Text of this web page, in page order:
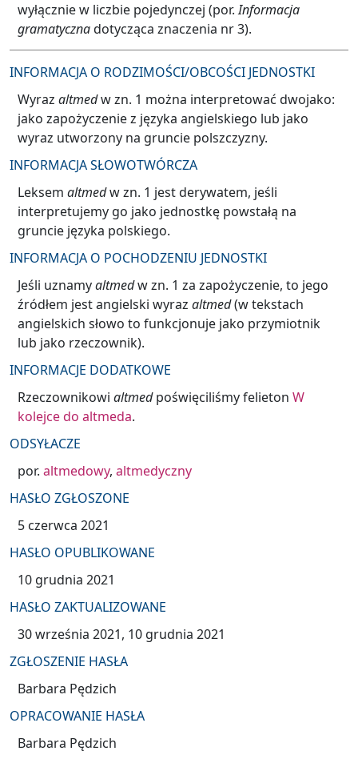
wyłącznie w liczbie pojedynczej (por.Informacja
gramatycznadotycząca znaczenia nr 3).
INFORMACJA O RODZIMOŚCI/OBCOŚCI JEDNOSTKI
Wyraz altmedw zn. 1 można interpretować dwojako:
jako zapożyczenie z języka angielskiego lub jako
wyraz utworzony na gruncie polszczyzny.
INFORMACJA SŁOWOTWÓRCZA
Leksem altmedw zn. 1 jest derywatem, jeśli
interpretujemy go jako jednostkę powstałą na
gruncie języka polskiego.
INFORMACJA O POCHODZENIU JEDNOSTKI
Jeśli uznamyaltmedw zn. 1 za zapożyczenie, to jego
źródłem jest angielski wyraz altmed(w tekstach
angielskich słowo to funkcjonuje jako przymiotnik
lub jako rzeczownik).
INFORMACJE DODATKOWE
Rzeczownikowi altmedpoświęciliśmy felieton W
kolejce do altmeda.
ODSYŁACZE
por. altmedowy, altmedyczny
HASŁO ZGŁOSZONE
5 czerwca 2021
HASŁO OPUBLIKOWANE
10 grudnia 2021
HASŁO ZAKTUALIZOWANE
30 września 2021 10 grudnia 2021
ZGŁOSZENIE HASŁA
Barbara Pędzich
OPRACOWANIE HASŁA
Barbara Pędzich